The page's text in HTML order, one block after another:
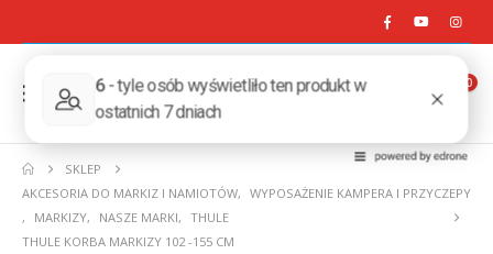
0
SKLEP
AKCESORIA DO MARKIZ I NAMIOTÓW, WYPOSAŻENIE KAMPERA I PRZYCZEPY
,
MARKIZY, NASZE MARKI, THULE
THULE KORBA MARKIZY 102 -155 CM